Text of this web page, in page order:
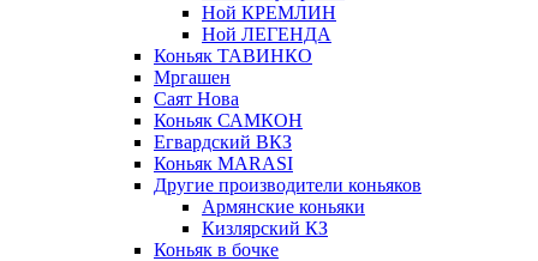
Ной КРЕМЛИН
Ной ЛЕГЕНДА
Коньяк ТАВИНКО
Мргашен
Саят Нова
Коньяк САМКОН
Егвардский ВКЗ
Коньяк MARASI
Другие производители коньяков
Армянские коньяки
Кизлярский КЗ
Коньяк в бочке